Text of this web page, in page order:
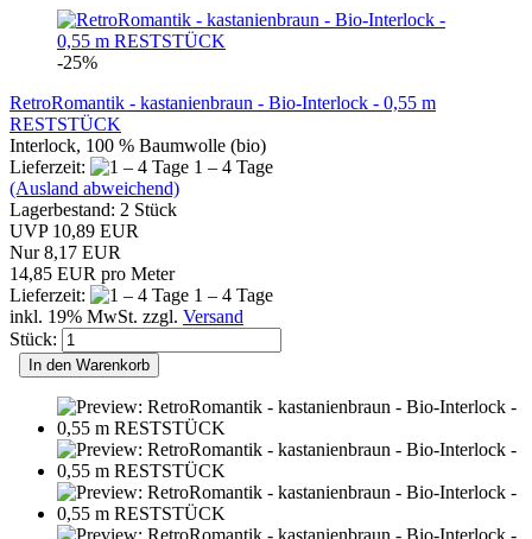
-25%
RetroRomantik - kastanienbraun - Bio-Interlock - 0,55 m
RESTSTÜCK
Interlock, 100 % Baumwolle (bio)
Lieferzeit:
1 – 4 Tage
(Ausland abweichend)
Lagerbestand: 2 Stück
UVP 10,89 EUR
Nur 8,17 EUR
14,85 EUR pro Meter
Lieferzeit:
1 – 4 Tage
inkl. 19% MwSt. zzgl. Versand
Stück:
In den Warenkorb